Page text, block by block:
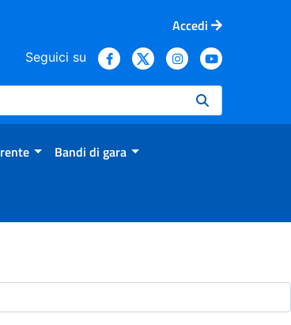
Accedi
Seguici su
Bandi di gara